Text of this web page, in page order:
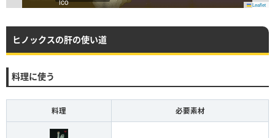
Leaflet
ヒノックスの肝の使い道
料理に使う
料理 必要素材